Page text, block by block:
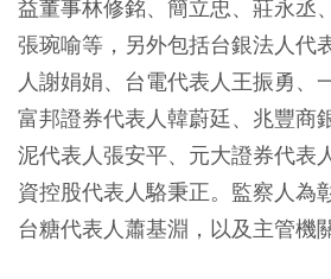
益董事林修銘、簡立忠、莊永丞
張琬喻等，另外包括台銀法人代
人謝娟娟、台電代表人王振勇、
富邦證券代表人韓蔚廷、兆豐商
泥代表人張安平、元大證券代表
資控股代表人駱秉正。監察人為
台糖代表人蕭基淵，以及主管機